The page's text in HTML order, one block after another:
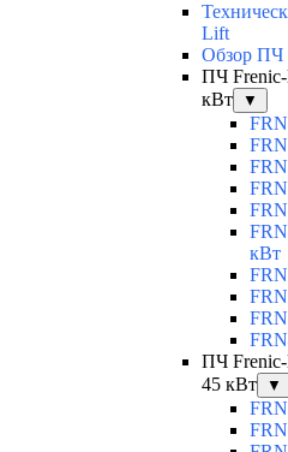
Lift
Обзор ПЧ
ПЧ
кВт
▼
кВт
ПЧ
45 кВт
▼